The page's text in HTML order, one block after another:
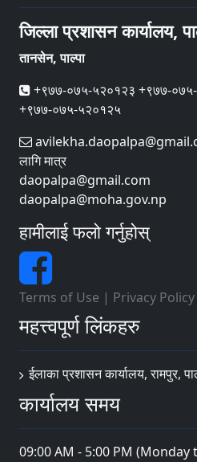
जिल्ला प्रशासन कार्यालय,
तानसेन, पाल्पा
+९७७-०७५-५२०१२३ +९७७-
+९७७-०७५-५२०१२५
लागि मात्र
daopalpa@gmail.com
daopalpa@moha.gov.np
हामीलाई फलो गर्नुहोस्
Terms of Use | Privacy Policy
महत्त्वपूर्ण लिंकहरु
ईलाका प्रशासन कार्यालय, रामपुर,
कार्यालय समय
09:00 AM - 5:00 PM (Monday